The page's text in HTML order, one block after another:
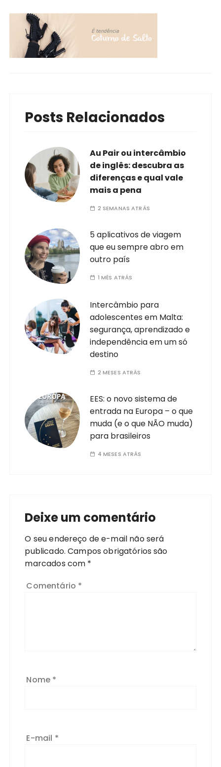
Posts Relacionados
Au Pair ou intercâmbio
de inglês: descubra as
diferenças e qual vale
mais a pena
2 SEMANAS ATRÁS
5 aplicativos de viagem
que eu sempre abro em
outro país
1 MÊS ATRÁS
Intercâmbio para
adolescentes em Malta:
segurança, aprendizado e
independência em um só
destino
2 MESES ATRÁS
EES: o novo sistema de
entrada na Europa – o que
muda (e o que NÃO muda)
para brasileiros
4 MESES ATRÁS
Deixe um comentário
O seu endereço de e-mail não será
publicado. Campos obrigatórios são
marcados com *
Comentário *
Nome *
E-mail *